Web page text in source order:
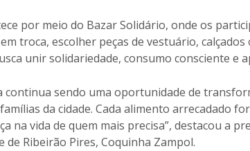
por meio do Bazar Solidário, onde os
troca, escolher peças de vestuário,
unir solidariedade, consumo consciente e
continua sendo uma oportunidade de
da cidade. Cada alimento arrecadado
na vida de quem mais precisa”, destacou a
de Ribeirão Pires, Coquinha Zampol.